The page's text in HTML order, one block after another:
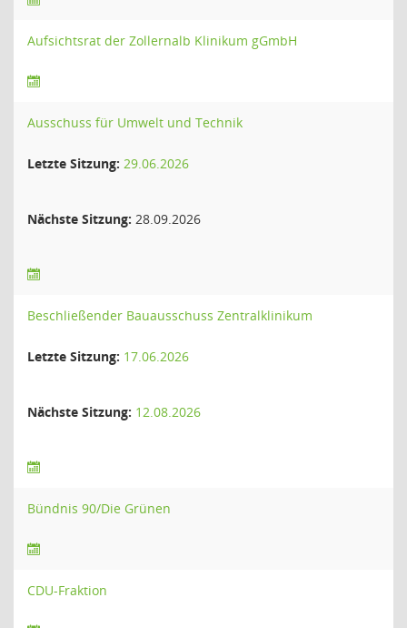
Aufsichtsrat der Zollernalb Klinikum gGmbH
Ausschuss für Umwelt und Technik
Letzte Sitzung: 29.06.2026
Nächste Sitzung: 28.09.2026
Beschließender Bauausschuss Zentralklinikum
Letzte Sitzung: 17.06.2026
Nächste Sitzung: 12.08.2026
Bündnis 90/Die Grünen
CDU-Fraktion